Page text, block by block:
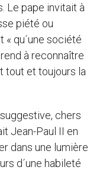
Le pape invitait à
piété ou
« qu´une société
à reconnaître
tout et toujours la
chers
Jean-Paul II en
dans une lumière
d´une habileté